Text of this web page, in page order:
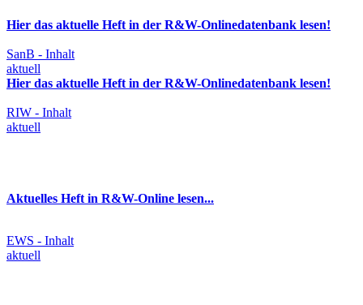
Hier das aktuelle Heft in der R&W-Onlinedatenbank lesen!
SanB - Inhalt
aktuell
Hier das aktuelle Heft in der R&W-Onlinedatenbank lesen!
RIW - Inhalt
aktuell
Aktuelles Heft in R&W-Online lesen...
EWS - Inhalt
aktuell